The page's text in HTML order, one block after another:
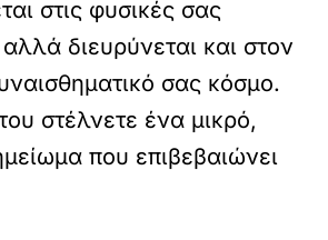
στις φυσικές σας
διευρύνεται και στον
σας κόσμο.
στέλνετε ένα μικρό,
που επιβεβαιώνει